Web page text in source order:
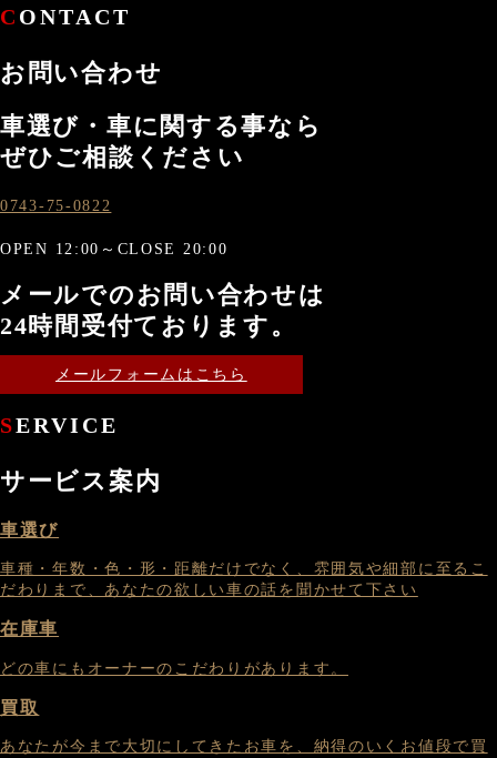
CONTACT
お問い合わせ
車選び・車に関する事なら
ぜひご相談ください
0743-75-0822
OPEN 12:00～CLOSE 20:00
メールでのお問い合わせは
24時間受付ております。
メールフォームはこちら
SERVICE
サービス案内
車選び
車種・年数・色・形・距離だけでなく、雰囲気や細部に至るこ
だわりまで、あなたの欲しい車の話を聞かせて下さい
在庫車
どの車にもオーナーのこだわりがあります。
買取
あなたが今まで大切にしてきたお車を、納得のいくお値段で買